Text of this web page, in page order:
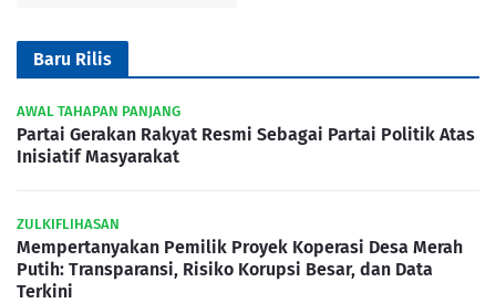
Baru Rilis
AWAL TAHAPAN PANJANG
Partai Gerakan Rakyat Resmi Sebagai Partai Politik Atas
Inisiatif Masyarakat
ZULKIFLIHASAN
Mempertanyakan Pemilik Proyek Koperasi Desa Merah
Putih: Transparansi, Risiko Korupsi Besar, dan Data
Terkini